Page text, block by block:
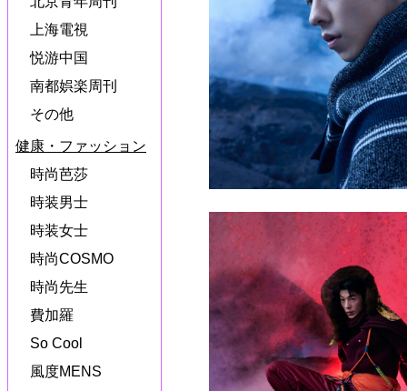
上海電視
悦游中国
南都娯楽周刊
その他
健康・ファッション
時尚芭莎
時装男士
時装女士
時尚COSMO
時尚先生
費加羅
So Cool
風度MENS